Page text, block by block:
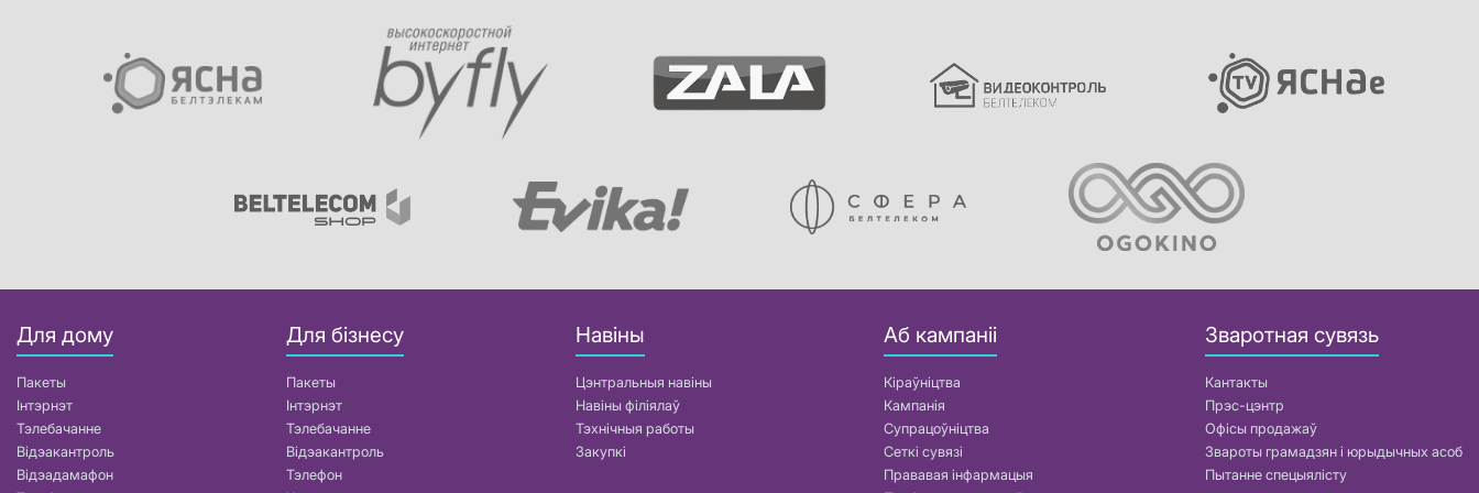
Для дому
Пакеты
Інтэрнэт
Тэлебачанне
Відэакантроль
Відэадамафон
Для бізнесу
Пакеты
Інтэрнэт
Тэлебачанне
Відэакантроль
Тэлефон
Навіны
Цэнтральныя навіны
Навіны філіялаў
Тэхнічныя работы
Закупкі
Аб кампаніі
Кіраўніцтва
Кампанія
Супрацоўніцтва
Сеткі сувязі
Прававая інфармацыя
Зваротная сувязь
Кантакты
Прэс-цэнтр
Офісы продажаў
Звароты грамадзян і юрыдычных асоб
Пытанне спецыялісту